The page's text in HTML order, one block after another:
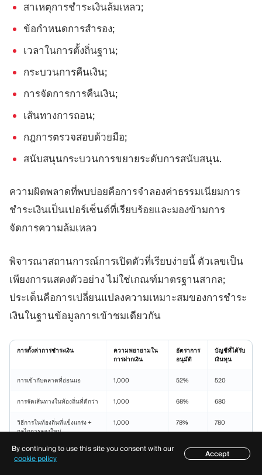
สาเหตุการชำระเงินล้มเหลว;
ข้อกำหนดการสำรอง;
เวลาในการตั้งถิ่นฐาน;
กระบวนการคืนเงิน;
การจัดการการคืนเงิน;
เส้นทางการถอน;
กฎการตรวจสอบด้วยมือ;
สนับสนุนกระบวนการขยายระดับการสนับสนุน.
ความผิดพลาดที่พบบ่อยคือการจำลองค่าธรรมเนียมการ
ชำระเงินเป็นเปอร์เซ็นต์ที่เรียบร้อยและมองข้ามการ
จัดการความล้มเหลว
พิจารณาสถานการณ์การเปิดตัวที่เรียบง่ายนี้ ตัวเลขเป็น
เพียงการแสดงตัวอย่าง ไม่ใช่เกณฑ์มาตรฐานสากล;
ประเด็นคือการเปลี่ยนแปลงความเหมาะสมของการชำระ
เงินในฐานข้อมูลการเข้าชมเดียวกัน
การตั้งค่าการชำระเงิน
ความพยายามใน
การฝากเงิน
อัตราการ
อนุมัติ
บัญชีที่ได้รับ
เงินทุน
การเข้ากับตลาดที่อ่อนแอ 1,000 52% 520
การจัดเส้นทางในท้องถิ่นที่ดีกว่า 1,000 68% 680
วิธีการในท้องถิ่นที่แข็งแกร่ง +
กลไกการลองใหม่
1,000 78% 780
สารบัญ
By continuing to use this site you consent with our
cookie policy
Accept